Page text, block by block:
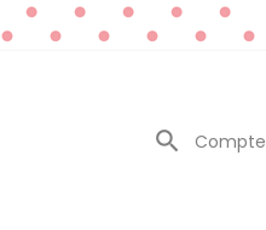
Compte
